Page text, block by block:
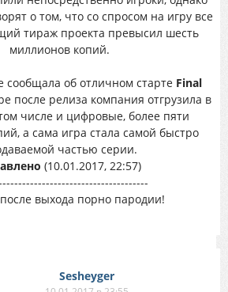
о том, что со спросом на игру все
тираж проекта превысил шесть
миллионов копий.
сообщала об отличном старте Final
после релиза компания отгрузила в
числе и цифровые, более пяти
а сама игра стала самой быстро
частью серии.
(10.01.2017, 22:57)
выхода порно пародии!
Sesheyger